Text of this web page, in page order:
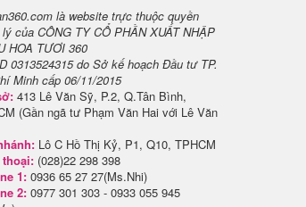
là website trực thuộc quyền
của CÔNG TY CỔ PHẦN XUẤT NHẬP
HOA TƯƠI 360
0313524315 do Sở kế hoạch Đầu tư TP.
Minh cấp 06/11/2015
413 Lê Văn Sỹ, P.2, Q.Tân Bình,
(Gần ngã tư Phạm Văn Hai với Lê Văn
Lô C Hồ Thị Kỷ, P1, Q10, TPHCM
(028)22 298 398
1: 0936 65 27 27(Ms.Nhi)
2: 0977 301 303 - 0933 055 945